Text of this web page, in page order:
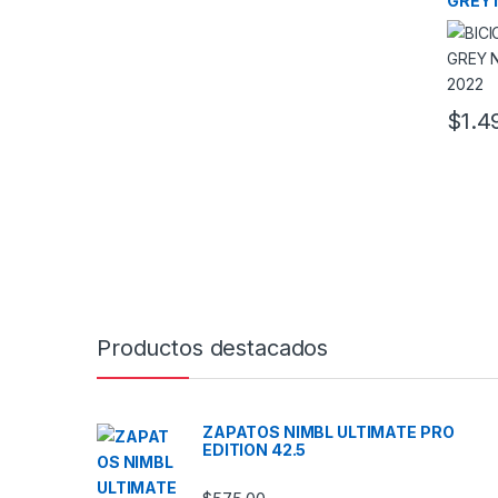
14″
$
Este
Productos destacados
ZAPATOS NIMBL ULTIMATE PRO
EDITION 42.5